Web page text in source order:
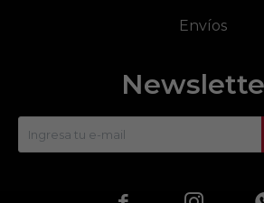
Envíos